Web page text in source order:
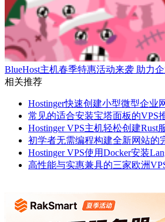
BlueHost主机春季特惠活动来袭 助力
相关推荐
Hostinger快速创建小型微型企业
常见的适合安装宝塔面板的VPS
Hostinger VPS主机轻松创建Rust
初学者无需编程构建全新网站的
Hostinger VPS使用Docker安装
高性能与实惠兼具的三家欧洲